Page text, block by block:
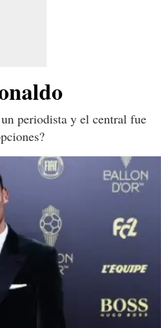
periodista y el central fue